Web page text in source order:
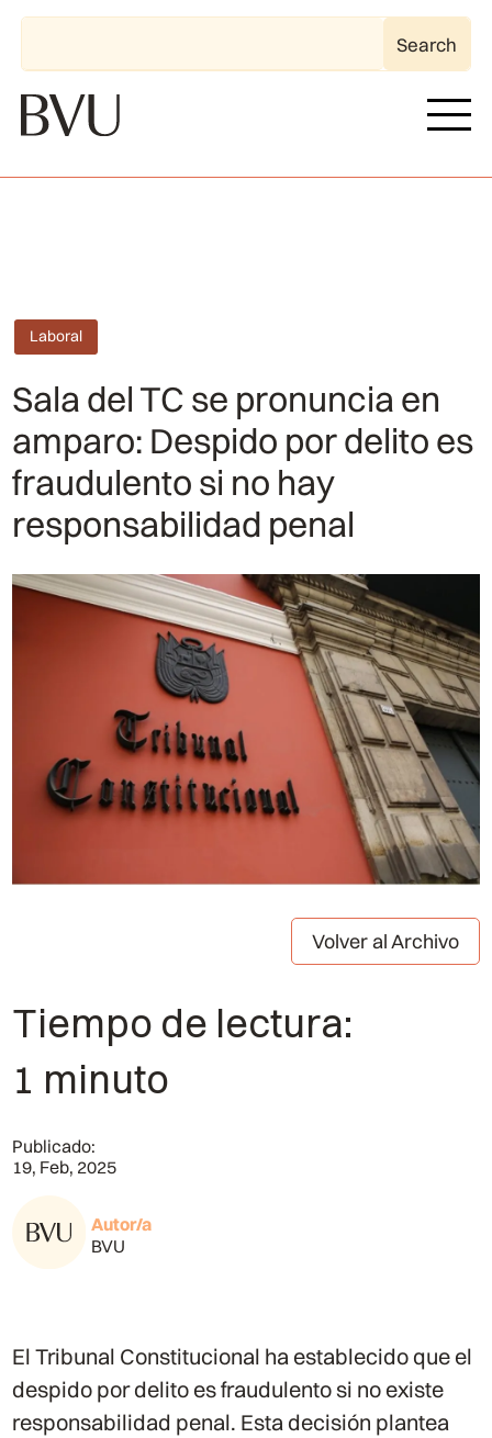
Laboral
Sala del TC se pronuncia en
amparo: Despido por delito es
fraudulento si no hay
responsabilidad penal
Volver al Archivo
Tiempo de lectura:
1 minuto
Publicado:
19, Feb, 2025
Autor/a
BVU
El Tribunal Constitucional ha establecido que el
despido por delito es fraudulento si no existe
responsabilidad penal. Esta decisión plantea